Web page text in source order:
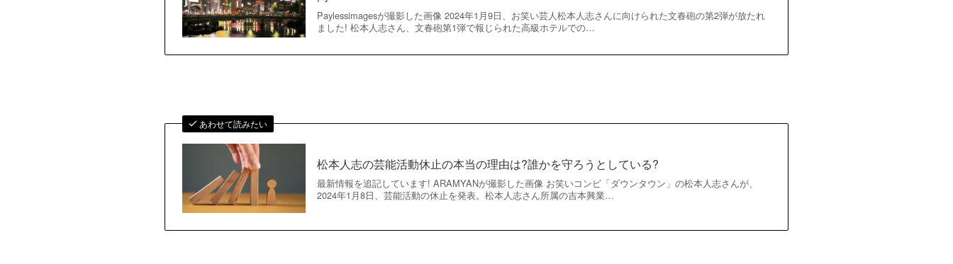
Paylessimagesが撮影した画像 2024年1月9日、お笑い芸人松本人志さんに向けられた文春砲の第2弾が放たれ
ました! 松本人志さん、文春砲第1弾で報じられた高級ホテルでの…
あわせて読みたい
松本人志の芸能活動休止の本当の理由は?誰かを守ろうとしている?
最新情報を追記しています! ARAMYANが撮影した画像 お笑いコンビ「ダウンタウン」の松本人志さんが、
2024年1月8日、芸能活動の休止を発表。松本人志さん所属の吉本興業…